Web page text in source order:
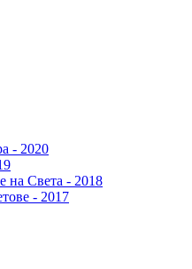
- 2020
на Света - 2018
- 2017